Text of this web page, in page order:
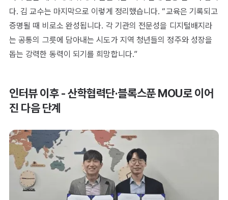
다. 김 교수는 마지막으로 이렇게 정리했습니다. “교육은 기록되고
증명될 때 비로소 완성됩니다. 각 기관의 전문성을 디지털배지라
는 공통의 그릇에 담아내는 시도가 지역 청년들의 정주와 성장을
돕는 강력한 동력이 되기를 희망합니다.”
인터뷰 이후 - 산학협력단·블록스푼 MOU로 이어
진 다음 단계